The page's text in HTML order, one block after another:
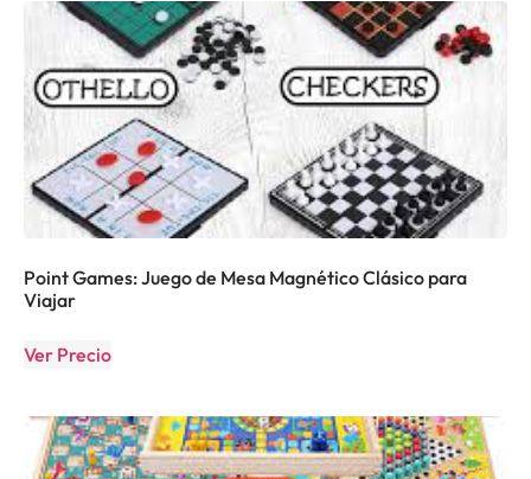
Point Games: Juego de Mesa Magnético Clásico para
Viajar
Ver Precio